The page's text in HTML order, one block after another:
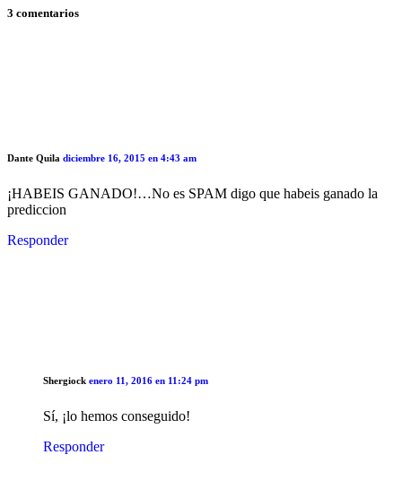
3 comentarios
Dante Quila diciembre 16, 2015 en 4:43 am
¡HABEIS GANADO!…No es SPAM digo que habeis ganado la
prediccion
Responder
Shergiock enero 11, 2016 en 11:24 pm
Sí, ¡lo hemos conseguido!
Responder